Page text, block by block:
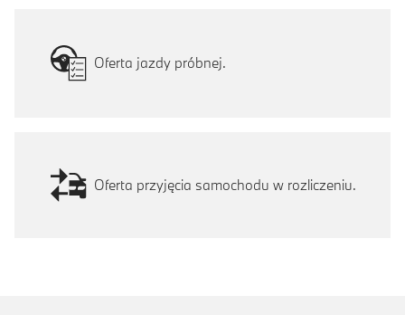
Oferta jazdy próbnej.
Oferta przyjęcia samochodu w rozliczeniu.